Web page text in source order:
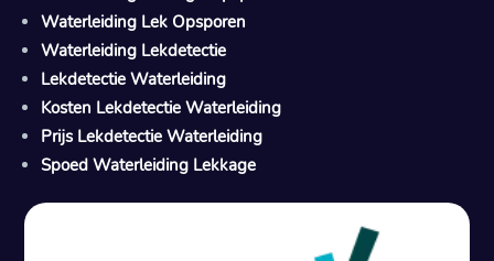
Waterleiding Lek Opsporen
Waterleiding Lekdetectie
Lekdetectie Waterleiding
Kosten Lekdetectie Waterleiding
Prijs Lekdetectie Waterleiding
Spoed Waterleiding Lekkage